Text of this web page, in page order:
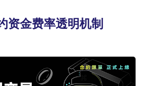
资金费率透明机制